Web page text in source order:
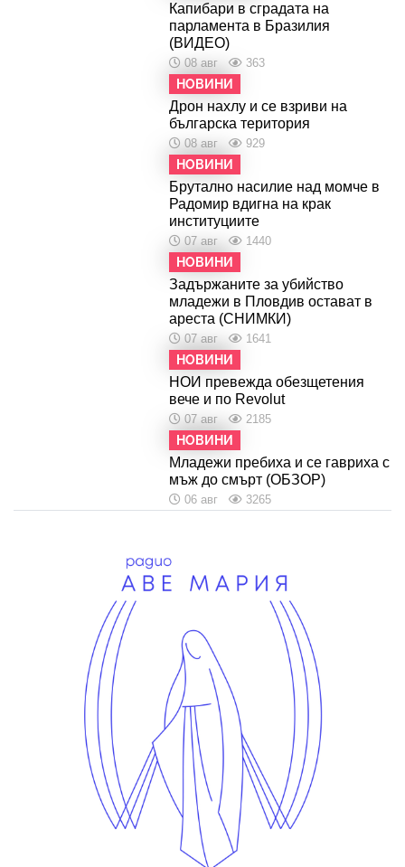
Капибари в сградата на
парламента в Бразилия
(ВИДЕО)
08 авг 363
НОВИНИ
Дрон нахлу и се взриви на
българска територия
08 авг 929
НОВИНИ
Брутално насилие над момче в
Радомир вдигна на крак
институциите
07 авг 1440
НОВИНИ
Задържаните за убийство
младежи в Пловдив остават в
ареста (СНИМКИ)
07 авг 1641
НОВИНИ
НОИ превежда обезщетения
вече и по Revolut
07 авг 2185
НОВИНИ
Младежи пребиха и се гавриха с
мъж до смърт (ОБЗОР)
06 авг 3265